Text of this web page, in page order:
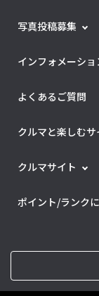
写真投稿募集
インフォメーショ
よくあるご質問
クルマと楽しむサ
クルマサイト
ポイント/ランク